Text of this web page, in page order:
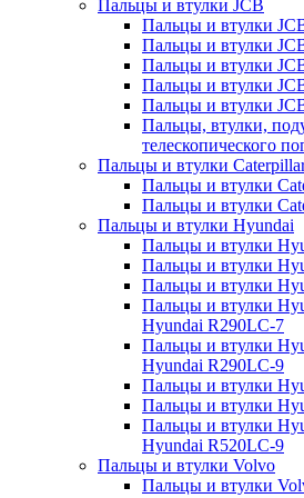
Пальцы и втулки JCB
Пальцы и втулки
Пальцы и втулки
Пальцы и втулки
Пальцы и втулки
Пальцы и втулки
Пальцы, втулки,
телескопического
Пальцы и втулки
Пальцы и втулки
Пальцы и втулки
Пальцы и втулки Hyundai
Пальцы и втулки
Пальцы и втулки
Пальцы и втулки
Пальцы и втулки
Hyundai R290LC-7
Пальцы и втулки
Hyundai R290LC-9
Пальцы и втулки
Пальцы и втулки
Пальцы и втулки
Hyundai R520LC-9
Пальцы и втулки Volvo
Пальцы и втулки